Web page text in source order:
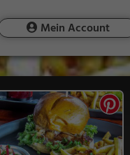
Mein Account